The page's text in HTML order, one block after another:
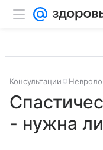
Консультации
- нужна